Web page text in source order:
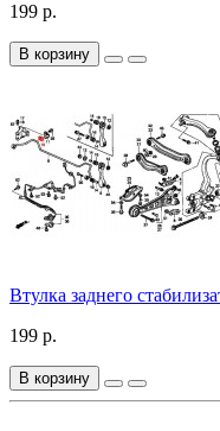
199 р.
В корзину
Втулка заднего
199 р.
В корзину